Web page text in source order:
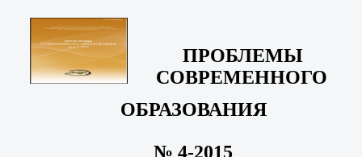
ПРОБЛЕМЫ
СОВРЕМЕННОГО
ОБРАЗОВАНИЯ
№ 4-2015